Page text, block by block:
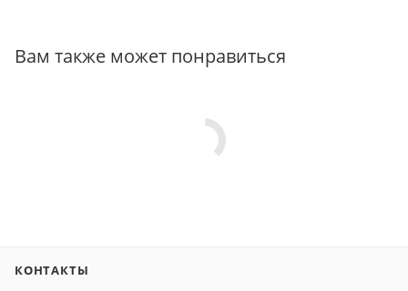
Вам также может понравиться
КОНТАКТЫ